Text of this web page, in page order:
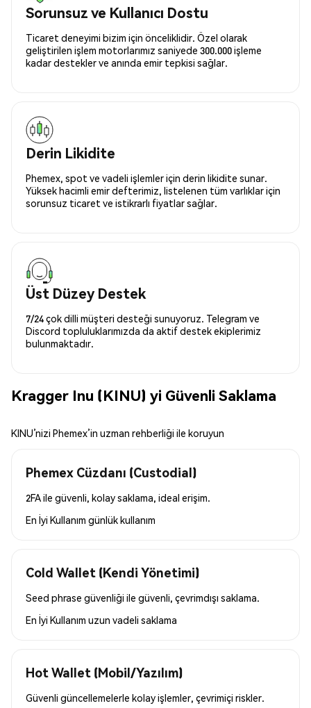
Sorunsuz ve Kullanıcı Dostu
Ticaret deneyimi bizim için önceliklidir. Özel olarak
geliştirilen işlem motorlarımız saniyede 300.000 işleme
kadar destekler ve anında emir tepkisi sağlar.
Derin Likidite
Phemex, spot ve vadeli işlemler için derin likidite sunar.
Yüksek hacimli emir defterimiz, listelenen tüm varlıklar için
sorunsuz ticaret ve istikrarlı fiyatlar sağlar.
Üst Düzey Destek
7/24 çok dilli müşteri desteği sunuyoruz. Telegram ve
Discord topluluklarımızda da aktif destek ekiplerimiz
bulunmaktadır.
Kragger Inu (KINU) yi Güvenli Saklama
KINU’nizi Phemex’in uzman rehberliği ile koruyun
Phemex Cüzdanı (Custodial)
2FA ile güvenli, kolay saklama, ideal erişim.
En İyi Kullanım günlük kullanım
Cold Wallet (Kendi Yönetimi)
Seed phrase güvenliği ile güvenli, çevrimdışı saklama.
En İyi Kullanım uzun vadeli saklama
Hot Wallet (Mobil/Yazılım)
Güvenli güncellemelerle kolay işlemler, çevrimiçi riskler.